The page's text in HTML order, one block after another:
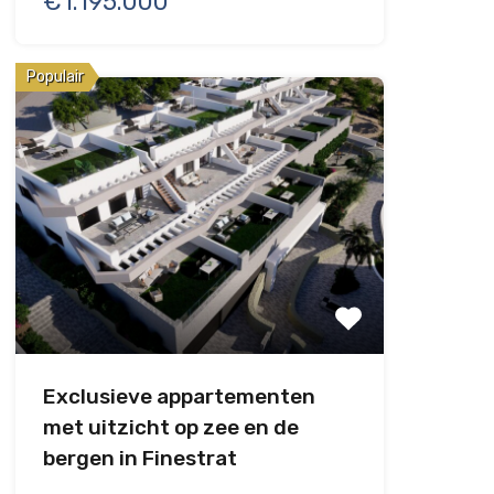
Populair
Exclusieve appartementen
met uitzicht op zee en de
bergen in Finestrat